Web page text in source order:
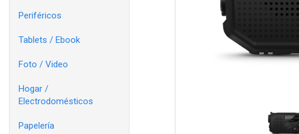
Periféricos
Tablets / Ebook
Foto / Video
Hogar /
Electrodomésticos
Papelería